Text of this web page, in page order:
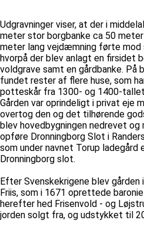
Udgravninger viser, at der i
meter stor borgbanke ca 50 meter
meter lang vejdæmning førte mod
hvorpå der blev anlagt en firsidet
voldgrave samt en gårdbanke. På
fundet rester af flere huse, som
potteskår fra 1300- og 1400-
Gården var oprindeligt i privat eje
overtog den og det tilhørende
blev hovedbygningen nedrevet
opføre Dronningborg Slot i
som under navnet Torup ladegård
Dronningborg slot.
Efter Svenskekrigene blev
Friis, som i 1671 oprettede
herefter hed Frisenvold - og
jorden solgt fra, og udstykket til